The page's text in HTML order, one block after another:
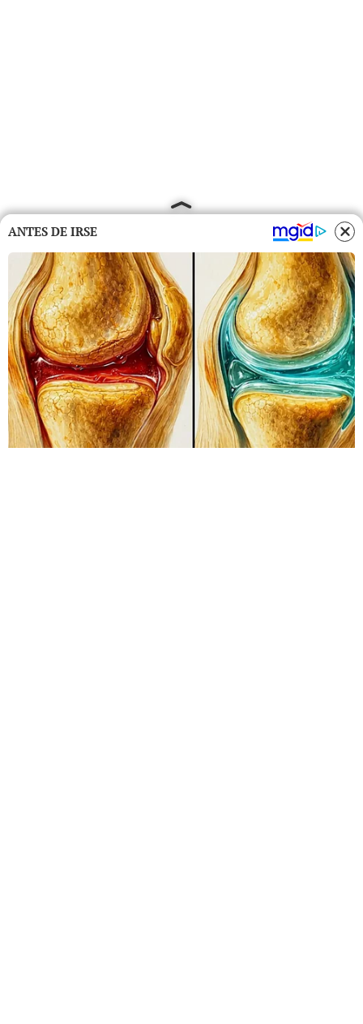
ANTES DE IRSE